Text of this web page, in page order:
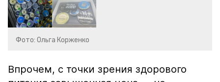
Фото: Ольга Корженко
Впрочем, с точки зрения здорового